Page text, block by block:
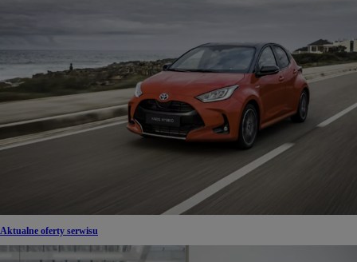
Aktualne oferty serwisu